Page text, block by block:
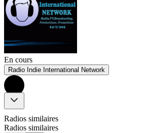
En cours
Radio Indie International Network
Radios similaires
Radios similaires